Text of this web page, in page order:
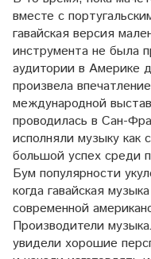
вместе с
гавайская версия
инструмента не была
аудитории в Америке
произвела
международной
проводилась в Сан-
исполняли музыку как
большой успех среди
Бум популярности
когда гавайская
современной
Производители
увидели хорошие